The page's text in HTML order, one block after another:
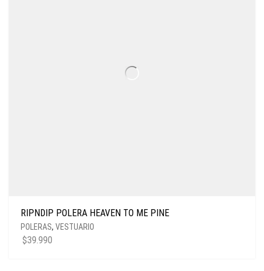
RIPNDIP POLERA HEAVEN TO ME PINE
POLERAS, VESTUARIO
$39.990